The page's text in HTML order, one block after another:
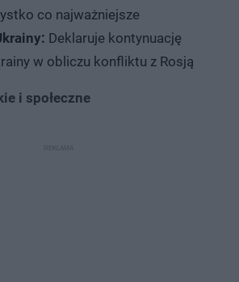
co najważniejsze
Deklaruje kontynuację
w obliczu konfliktu z Rosją
i społeczne